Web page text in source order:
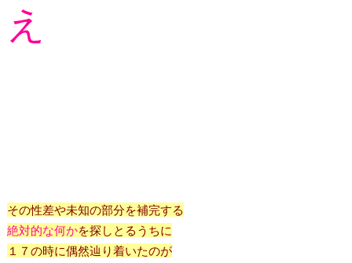
え
その性差や未知の部分を補完する
絶対的な何かを探しとるうちに
１７の時に偶然辿り着いたのが